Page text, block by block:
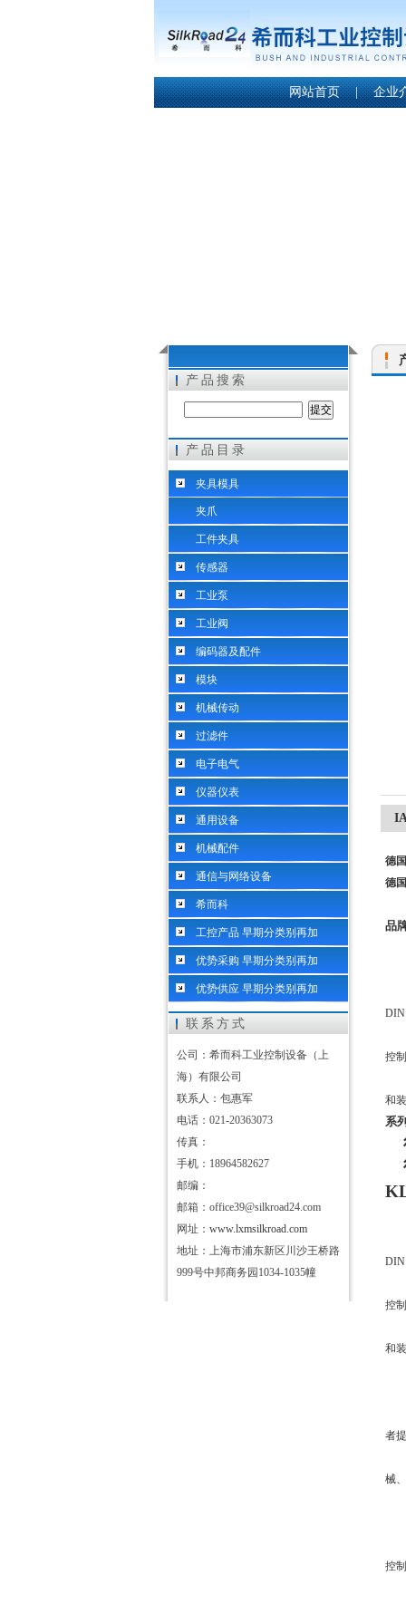
希而科工业控制设备（上海）有限公司
网站首页 | 企业
产品搜索
产品目录
夹具模具
夹爪
工件夹具
传感器
工业泵
工业阀
编码器及配件
模块
机械传动
过滤件
电子电气
仪器仪表
通用设备
机械配件
通信与网络设备
希而科
工控产品 早期分类别再加
优势采购 早期分类别再加
优势供应 早期分类别再加
联系方式
公司：希而科工业控制设备（上
海）有限公司
联系人：包惠军
电话：021-20363073
传真：
手机：18964582627
邮编：
邮箱：office39@silkroad24.com
网址： www.lxmsilkroad.com
地址：上海市浦东新区川沙王桥路
999号中邦商务园1034-1035幢
德
德
品
DIN
控制
和
系
DIN
控制
和
者
械
控制